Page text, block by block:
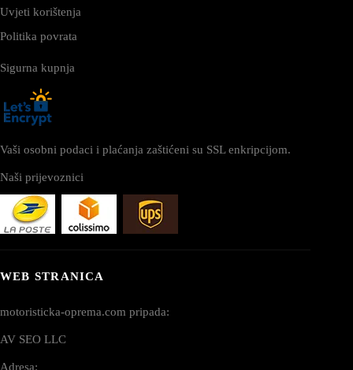
Uvjeti korištenja
Politika povrata
Sigurna kupnja
Vaši osobni podaci i plaćanja zaštićeni su SSL enkripcijom.
Naši prijevoznici
WEB STRANICA
motoristicka-oprema.com pripada:
AV SEO LLC
Adresa: